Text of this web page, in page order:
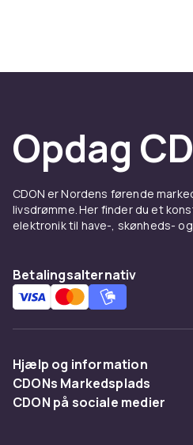
Opdag
CDON er Nordens førende
livsdrømme. Her finder du et
elektronik til have-, skønheds-
Betalingsalternativ
Hjælp og information
Ofte stillede spørgsmål
CDONs Markedsplads
Merchant Help Center
CDON på sociale medier